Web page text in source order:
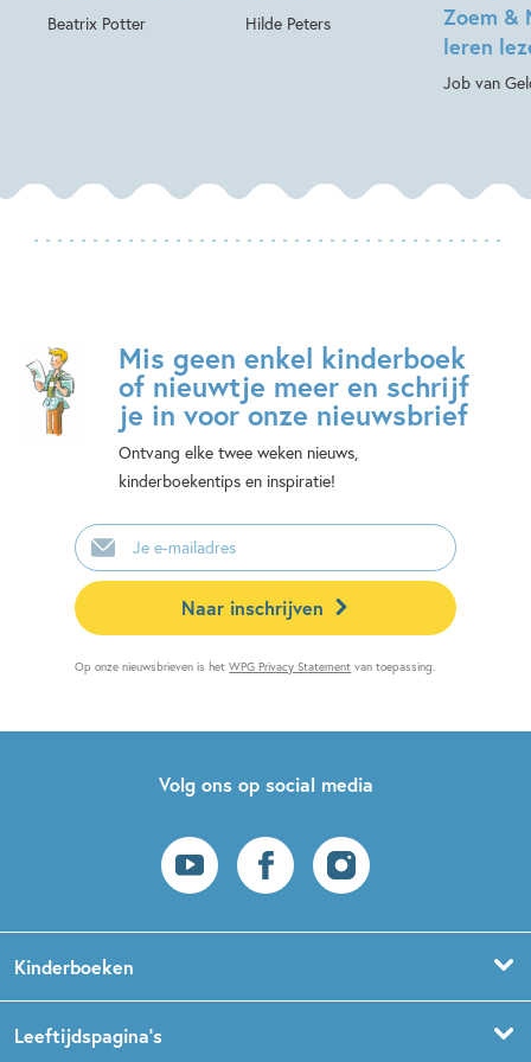
Beatrix Potter Hilde Peters
Zoem &
leren
Job van
Mis geen enkel kinderboek
of nieuwtje meer en schrijf
je in voor onze nieuwsbrief
Ontvang elke twee weken nieuws,
kinderboekentips en inspiratie!
E-
mailadres
Naar inschrijven
Op onze nieuwsbrieven is hetWPG Privacy Statement van toepassing.
Volg ons op social media
Kinderboeken
Leeftijdspagina’s